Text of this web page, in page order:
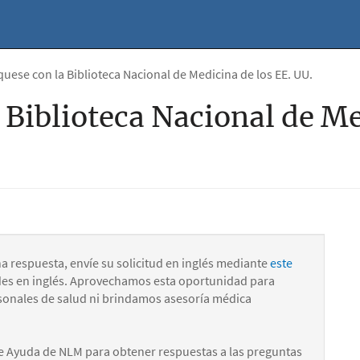
con la Biblioteca Nacional de Medicina de los EE. UU.
Nacional de
respuesta, envíe su solicitud en inglés medianteeste
en inglés. Aprovechamos esta oportunidad para
de salud ni brindamos asesoría médica
Ayuda de NLM para obtener respuestas a las preguntas